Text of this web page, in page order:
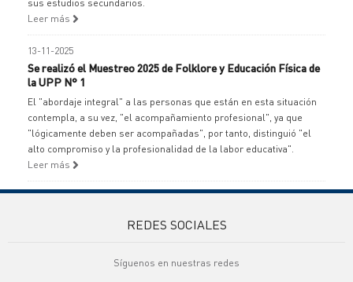
sus estudios secundarios.
Leer más
13-11-2025
Se realizó el Muestreo 2025 de Folklore y Educación Física de
la UPP N° 1
El "abordaje integral" a las personas que están en esta situación
contempla, a su vez, "el acompañamiento profesional", ya que
"lógicamente deben ser acompañadas", por tanto, distinguió "el
alto compromiso y la profesionalidad de la labor educativa".
Leer más
REDES SOCIALES
Síguenos en nuestras redes